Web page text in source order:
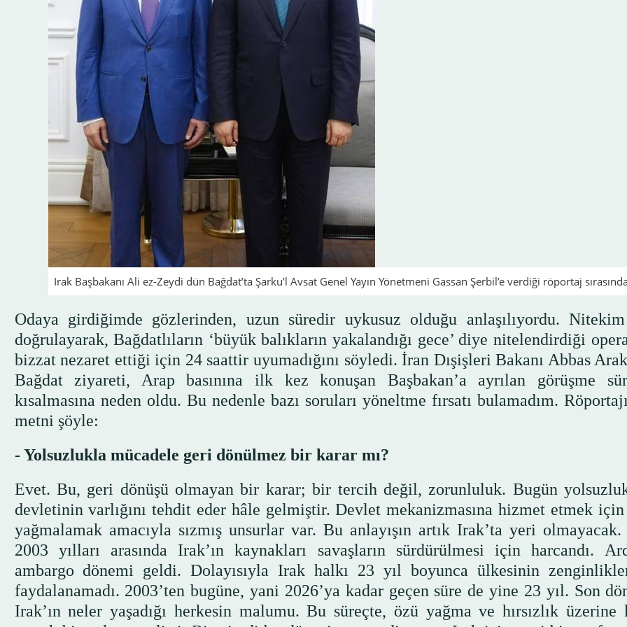
Irak Başbakanı Ali ez-Zeydi dün Bağdat’ta Şarku’l Avsat Genel Yayın Yönetmeni Gassan Şerbil’e verdiği röportaj
Odaya girdiğimde gözlerinden, uzun süredir uykusuz olduğu anlaşılıyordu.
doğrulayarak, Bağdatlıların ‘büyük balıkların yakalandığı gece’ diye nitelendirdiği
bizzat nezaret ettiği için 24 saattir uyumadığını söyledi. İran Dışişleri Bakanı Abbas
Bağdat ziyareti, Arap basınına ilk kez konuşan Başbakan’a ayrılan görüşme
kısalmasına neden oldu. Bu nedenle bazı soruları yöneltme fırsatı bulamadım.
metni şöyle:
- Yolsuzlukla mücadele geri dönülmez bir karar mı?
Evet. Bu, geri dönüşü olmayan bir karar; bir tercih değil, zorunluluk. Bugün
devletinin varlığını tehdit eder hâle gelmiştir. Devlet mekanizmasına hizmet etmek
yağmalamak amacıyla sızmış unsurlar var. Bu anlayışın artık Irak’ta yeri
2003 yılları arasında Irak’ın kaynakları savaşların sürdürülmesi için harcandı.
ambargo dönemi geldi. Dolayısıyla Irak halkı 23 yıl boyunca ülkesinin
faydalanamadı. 2003’ten bugüne, yani 2026’ya kadar geçen süre de yine 23 yıl. Son
Irak’ın neler yaşadığı herkesin malumu. Bu süreçte, özü yağma ve hırsızlık üzerine